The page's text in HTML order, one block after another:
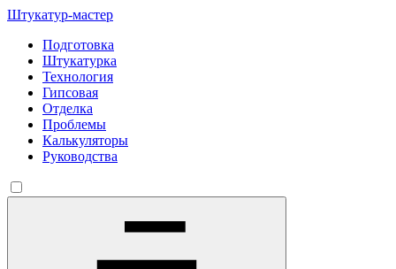
Штукатур-мастер
Подготовка
Штукатурка
Технология
Гипсовая
Отделка
Проблемы
Калькуляторы
Руководства